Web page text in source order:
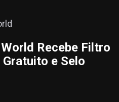
Recebe Filtro
e Selo